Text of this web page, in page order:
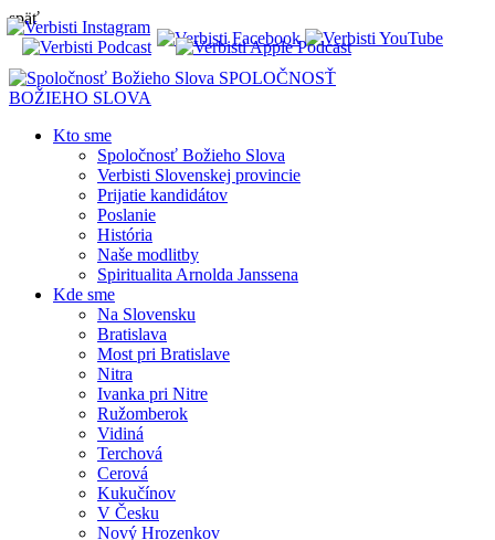
späť
SPOLOČNOSŤ
BOŽIEHO SLOVA
Kto sme
Spoločnosť Božieho Slova
Verbisti Slovenskej provincie
Prijatie kandidátov
Poslanie
História
Naše modlitby
Spiritualita Arnolda Janssena
Kde sme
Na Slovensku
Bratislava
Most pri Bratislave
Nitra
Ivanka pri Nitre
Ružomberok
Vidiná
Terchová
Cerová
Kukučínov
V Česku
Nový Hrozenkov